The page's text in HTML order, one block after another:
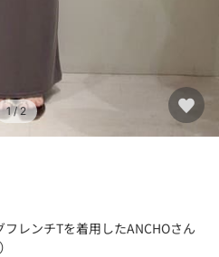
1/ 2
レンチTを着用したANCHOさん